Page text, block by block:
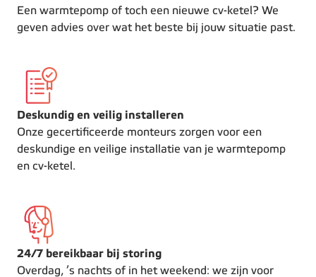
Een warmtepomp of toch een nieuwe cv-ketel? We
geven advies over wat het beste bij jouw situatie past.
Deskundig en veilig installeren
Onze gecertificeerde monteurs zorgen voor een
deskundige en veilige installatie van je warmtepomp
en cv-ketel.
24/7 bereikbaar bij storing
Overdag, ’s nachts of in het weekend: we zijn voor